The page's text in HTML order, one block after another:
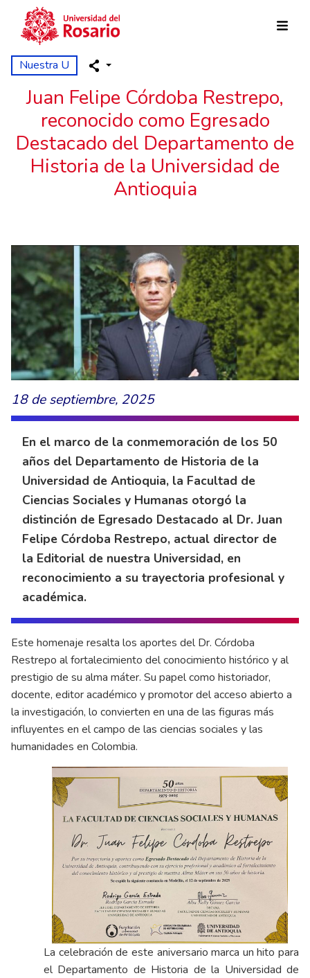
Pasar al contenido principal
Nuestra U
Juan Felipe Córdoba Restrepo,
reconocido como Egresado
Destacado del Departamento de
Historia de la Universidad de
Antioquia
18 de septiembre, 2025
En el marco de la conmemoración de los 50
años del Departamento de Historia de la
Universidad de Antioquia, la Facultad de
Ciencias Sociales y Humanas otorgó la
distinción de Egresado Destacado al Dr. Juan
Felipe Córdoba Restrepo, actual director de
la Editorial de nuestra Universidad, en
reconocimiento a su trayectoria profesional y
académica.
Este homenaje resalta los aportes del Dr. Córdoba
Restrepo al fortalecimiento del conocimiento histórico y al
prestigio de su alma máter. Su papel como historiador,
docente, editor académico y promotor del acceso abierto a
la investigación, lo convierten en una de las figuras más
influyentes en el campo de las ciencias sociales y las
humanidades en Colombia.
La celebración de este aniversario marca un hito para
el Departamento de Historia de la Universidad de